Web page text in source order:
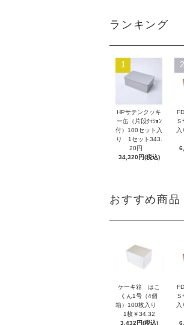
ランキング
1
HPサテンクッキ
ー缶（片段ｸｯｼｮﾝ
付）100セット入
り 1セット343.
20円
34,320円(税込)
2
おすすめ商品
ケーキ箱 はこ
くん1号（4個
箱）100枚入り
1枚￥34.32
3,432円(税込)